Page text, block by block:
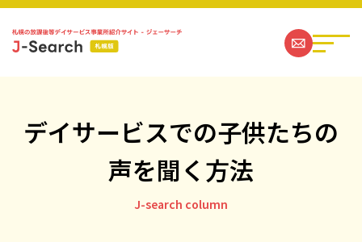
札幌の放課後等デイサービス事業所一覧
デイサービスでの子供たちの
声を聞く方法
J-search column